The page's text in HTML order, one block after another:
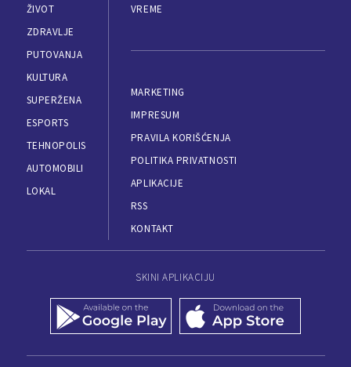
ŽIVOT
ZDRAVLJE
PUTOVANJA
KULTURA
SUPERŽENA
ESPORTS
TEHNOPOLIS
AUTOMOBILI
LOKAL
VREME
MARKETING
IMPRESUM
PRAVILA KORIŠĆENJA
POLITIKA PRIVATNOSTI
APLIKACIJE
RSS
KONTAKT
SKINI APLIKACIJU